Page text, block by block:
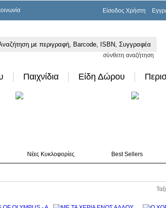
Είσοδος Χρήστη
σύνθετη αναζήτηση
Παιχνίδια Είδη Δώρου
Νέες Κυκλοφορίες Best Sellers